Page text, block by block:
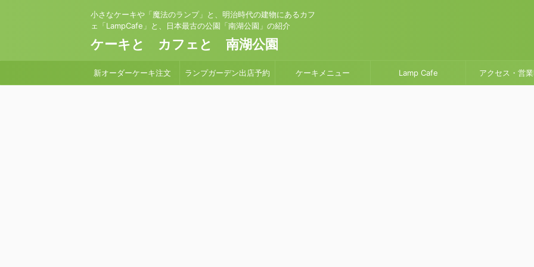
小さなケーキや「魔法のランプ」と、明治時代の建物にあるカフ
ェ「LampCafe」と、日本最古の公園「南湖公園」の紹介
ケーキと カフェと 南湖公園
新オーダーケーキ注文 ランプガーデン出店予約 ケーキメニュー Lamp Cafe アクセス・営